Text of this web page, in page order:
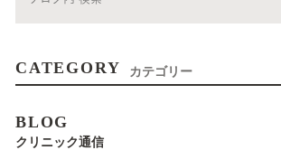
CATEGORY カテゴリー
BLOG
クリニック通信